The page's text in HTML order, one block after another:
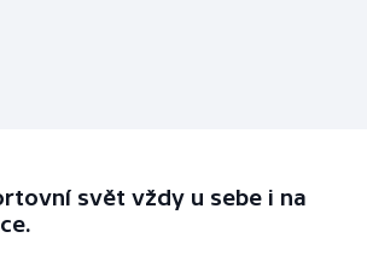
svět vždy u sebe i na